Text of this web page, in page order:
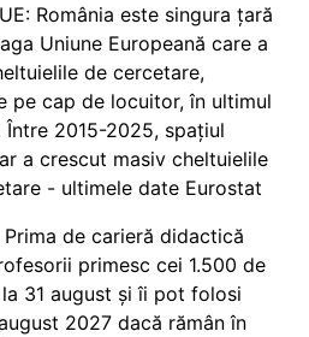
România este singura țară
Uniune Europeană care a
de cercetare,
pe cap de locuitor, în ultimul
Între 2015-2025, spațiul
a crescut masiv cheltuielile
- ultimele date Eurostat
Prima de carieră didactică
primesc cei 1.500 de
31 august și îi pot folosi
2027 dacă rămân în